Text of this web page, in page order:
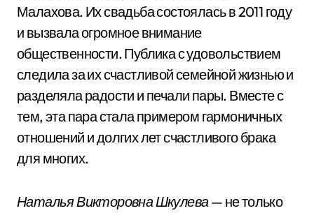
Малахова. Их свадьба состоялась в 2011 году
и вызвала огромное внимание
общественности. Публика с удовольствием
следила за их счастливой семейной жизнью и
разделяла радости и печали пары. Вместе с
тем, эта пара стала примером гармоничных
отношений и долгих лет счастливого брака
для многих.
Наталья Викторовна Шкулева— не только